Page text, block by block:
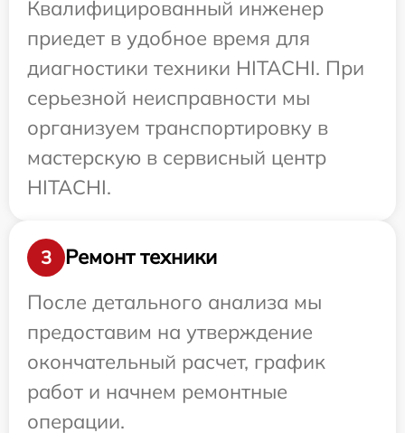
Квалифицированный инженер
приедет в удобное время для
диагностики техники HITACHI. При
серьезной неисправности мы
организуем транспортировку в
мастерскую в сервисный центр
HITACHI.
3
Ремонт техники
После детального анализа мы
предоставим на утверждение
окончательный расчет, график
работ и начнем ремонтные
операции.